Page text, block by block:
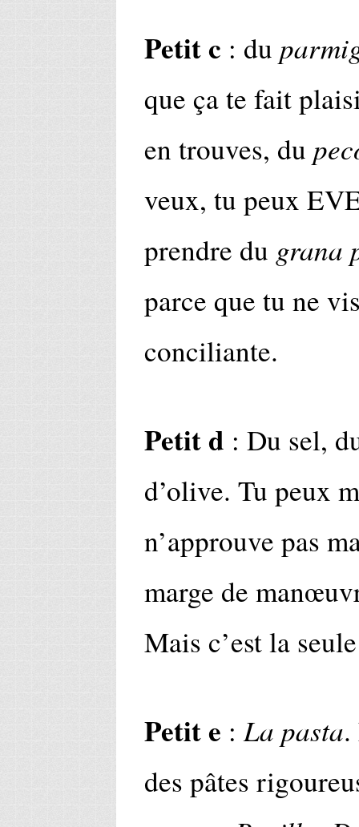
Petit c : du
que ça te fait
en trouves, du
veux, tu peux
prendre du grana
parce que tu ne
conciliante.
Petit d : Du sel,
d’olive. Tu peux
n’approuve pas
marge de
Mais c’est la
Petit e :La pasta.
des pâtes